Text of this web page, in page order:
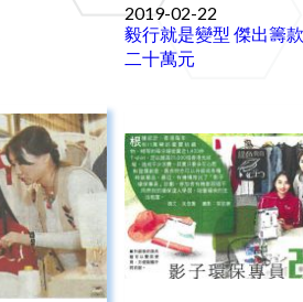
2019-02-22
毅行就是變型 傑出籌
二十萬元